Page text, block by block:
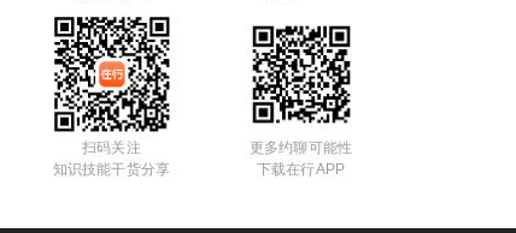
扫码关注
知识技能干货分享
更多约聊可能性
下载在行APP